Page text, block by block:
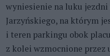
wyniesienie na luku jezdni
Jarzyńskiego, na którym
i teren parkingu obok
z kolei wzmocnione